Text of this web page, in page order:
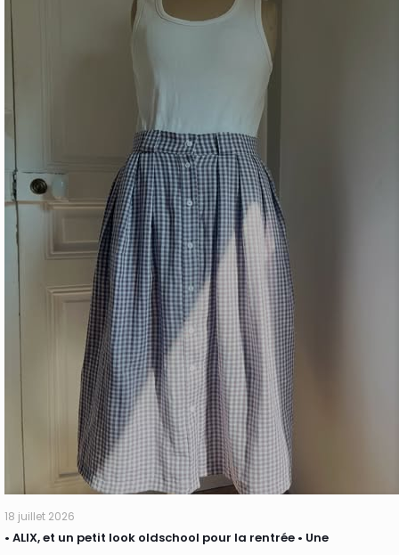
18 juillet 2026
• ALIX, et un petit look oldschool pour la rentrée • Une